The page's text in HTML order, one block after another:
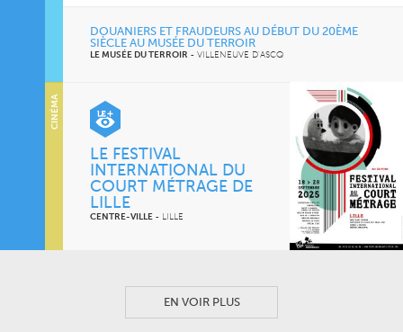
DOUANIERS ET FRAUDEURS AU DÉBUT DU 20ÈME
SIÈCLE AU MUSÉE DU TERROIR
LE MUSÉE DU TERROIR - VILLENEUVE D'ASCQ
LE FESTIVAL
INTERNATIONAL DU
COURT MÉTRAGE DE
LILLE
CENTRE-VILLE - LILLE
CINÉMA
EN VOIR PLUS